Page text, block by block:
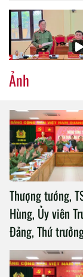
Ảnh
Thượng tướng,
Hùng, Ủy viên
Đảng, Thứ
an làm việc với
Chính trị Công